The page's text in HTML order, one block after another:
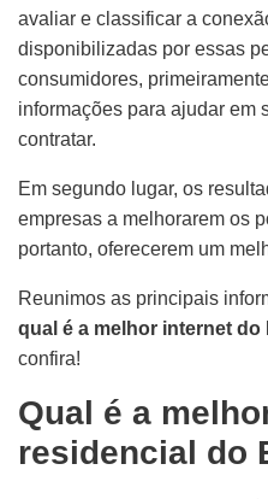
avaliar e classificar a
disponibilizadas por essas
consumidores,
informações para ajudar em
contratar.
Em segundo lugar, os
empresas a melhorarem os
portanto, oferecerem um
Reunimos as principais
qual é a melhor internet do
confira!
Qual é a
residencial do